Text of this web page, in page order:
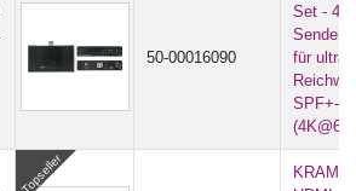
50-00016090
Set - 4K
Sender
für
SPF+-